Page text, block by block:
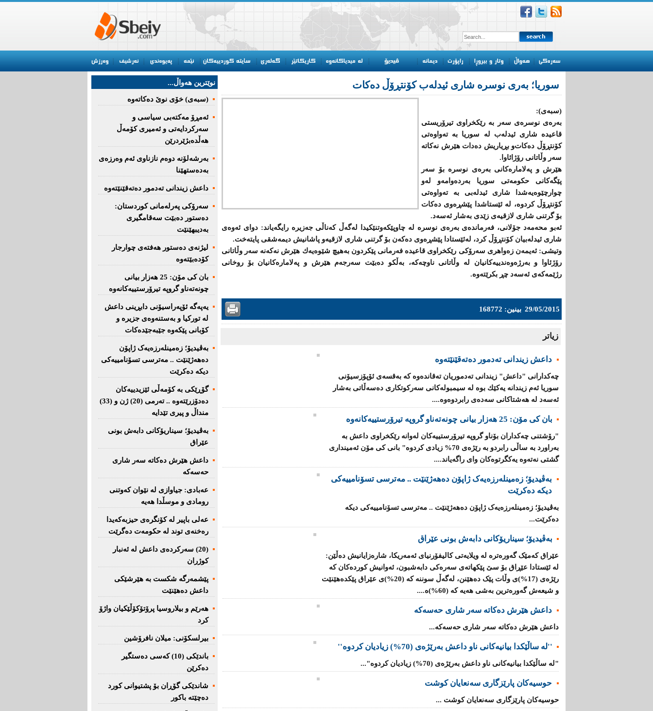
سوریا؛ بەری نوسرە شاری ئیدلەب كۆنتڕۆڵ دەكات
(سبەی):
بەرەی نوسرەی سەر بە رێكخراوی تیرۆریستی
قاعیدە شاری ئیدلەب لە سوریا بە تەواوەتی
كۆنتڕۆڵ دەكات‌و بڕیاریش دەدات هێرش نەكاتە
سەر وڵاتانی رۆژائاوا.
هێرش‌ و پەلامارەكانی بەرەی نوسرە بۆ سەر
پێگەكانی حكومەتی سوریا بەردەوامە‌و لەو
چوارچێوەیەشدا شاری ئیدلەبی بە تەواوەتی
كۆنتڕۆڵ كردوە، لە ئێستاشدا پێشڕەوی دەكات
بۆ گرتنی شاری لازقیەی زێدی بەشار ئەسەد.
ئەبو محەمەد جۆلانی، فەرماندەی بەرەی نوسرە لە چاوپێكەوتنێكیدا لەگەڵ كەناڵی جەزیرە رایگەیاند: دوای ئەوەی
شاری ئیدلەبیان كۆنتڕۆڵ كرد، لەئێستادا پێشڕەوی دەكەن بۆ گرتنی شاری لازقیە‌و پاشانیش دیمەشقی پایتەخت.
وتیشی: ئەیمەن زەواهری سەرۆكی رێكخراوی قاعیدە فەرمانی پێكردون بەهیچ شێوەیەك هێرش نەكەنە سەر وڵاتانی
رۆژئاوا و بەرژەوەندییەكانیان لە وڵاتانی ناوچەكە، بەڵكو دەبێت سەرجەم هێرش‌ و پەلامارەكانیان بۆ روخانی
رژێمەكەی ئەسەد چڕ بكرێتەوە.
29/05/2015 بینین: 168772
زیاتر
داعش زیندانی تەدمور دەتەقێنێتەوە
چەكدارانی "داعش" زیندانی تەدموریان تەقاندەوە كە بەقسەی ئۆپۆزسیۆنی
سوریا ئەم زیندانە یەكێك بوە لە سیمبولەكانی سەركوتكاری دەسەڵاتی بەشار
ئەسەد لە هەشتاكانی سەدەی رابردوەوە....
بان كی مۆن: 25 هەزار بیانی چونەتەناو گروپە تیرۆرستییەكانەوە
"رۆشتنی چەكداران بۆناو گروپە تیرۆرستییەكان لەوانە رێكخراوی داعش بە
بەراورد بە ساڵی رابردو بە رێژەی 70% زیادی كردوە" بانی كی مۆن ئەمینداری
گشتی نەتەوە یەكگرتوەكان وای راگەیاند....
بەڤیدیۆ؛ زەمینلەرزەیەک ژاپۆن دەهەژێنێت .. مەترسی تسۆنامییەکی
دیکە دەکرێت
بەڤیدیۆ؛ زەمینلەرزەیەک ژاپۆن دەهەژێنێت .. مەترسی تسۆنامییەکی دیکە
دەکرێت...
بەڤیدیۆ؛ سیناریۆکانی دابەش بونی عێراق
عێراق کەمێک گەورەترە لە ویلایەتی کالیفۆرنیای ئەمەریکا، شارەزایانیش دەڵێن:
لە ئێستادا عێڕاق بۆ سێ پێکهاتەی سەرەکی دابەشبون، ئەوانیش کوردەکان کە
رێژەی (17%)ی وڵات پێک دەهێنن، لەگەڵ سوننە کە (20%)ی عێراق پێکدەهێنێت
و شیعەش گەورەترین بەشی هەیە کە (60%)ە....
داعش هێرش دەکاتە سەر شاری حەسەکە
داعش هێرش دەکاتە سەر شاری حەسەکە...
''لە ساڵێکدا بیانیه‌كانی ناو داعش بەرێژەى (70%) زیادیان کردوە''
"لە ساڵێکدا بیانیه‌كانی ناو داعش بەرێژەى (70%) زیادیان کردوە"...
حوسیەکان پارێزگارى سەنعایان کوشت
حوسیەکان پارێزگارى سەنعایان کوشت ...
نوێترین هه‌واڵ...
(سبەى) خۆى نوێ دەکاتەوە
ئه‌مڕۆ مه‌كته‌بی‌ سیاسی‌ و
سه‌ركردایه‌تی‌ و ئه‌میری‌ كۆمه‌ڵ
هەڵدەبژێردرێن
به‌رشه‌لۆنه‌ دوه‌م نازناوی ئه‌م وه‌رزه‌ی
به‌ده‌ستهێنا
داعش زیندانی تەدمور دەتەقێنێتەوە
سەرۆكی پەرلەمانی كوردستان:
دەستور دەبێت سەقامگیری
بەدیبهێنێت
لیژنەی دەستور هەفتەی چوارجار
كۆدەبێتەوە
بان كی مۆن: 25 هەزار بیانی
چونەتەناو گروپە تیرۆرستییەكانەوە
یەپەگە ئۆپەراسیۆنی دابڕینی داعش
لە تورکیا و بەستنەوەی جزیرە و
کۆبانی پێکەوە جێبەجێدەکات
بەڤیدیۆ؛ زەمینلەرزەیەک ژاپۆن
دەهەژێنێت .. مەترسی تسۆنامییەکی
دیکە دەکرێت
گۆڕێکی بە کۆمەڵی ئێزیدییەکان
دەدۆزرێتەوە .. تەرمی (20) ژن و (33)
منداڵ و پیری تێدایە
بەڤیدیۆ؛ سیناریۆکانی دابەش بونی
عێراق
داعش هێرش دەکاتە سەر شاری
حەسەکە
عه‌بادی: جیاوازی له‌ نێوان کەوتنی
رومادی و موسڵدا هه‌یه‌
عەلی باپیر لە کۆنگرەی حیزبەکەیدا
رەخنەی توند لە حکومەت دەگرێت
(20) سه‌ركرده‌ی داعش لە ئەنبار
کوژران
پێشمەرگە شكست بە هێرشێكی
داعش دەهێنێت
هەرێم و بیلاروسیا پرۆتۆکۆڵێکیان واژۆ
کرد
بیرلسكۆنی: میلان نافرۆشین
باندێکی (10) کەسى دەستگیر
دەکرێن
شاندێکى گۆڕان بۆ پشتیوانی کورد
دەچێتە باکور